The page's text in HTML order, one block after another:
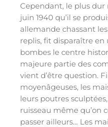
Cependant, le plus dur
juin 1940 qu’il se
allemande chassant
replis, fit disparaître en
bombes le centre
majeure partie des
vient d’être question.
moyenâgeuses, les
leurs poutres
ruisseau même qu’on
passer ailleurs… Les